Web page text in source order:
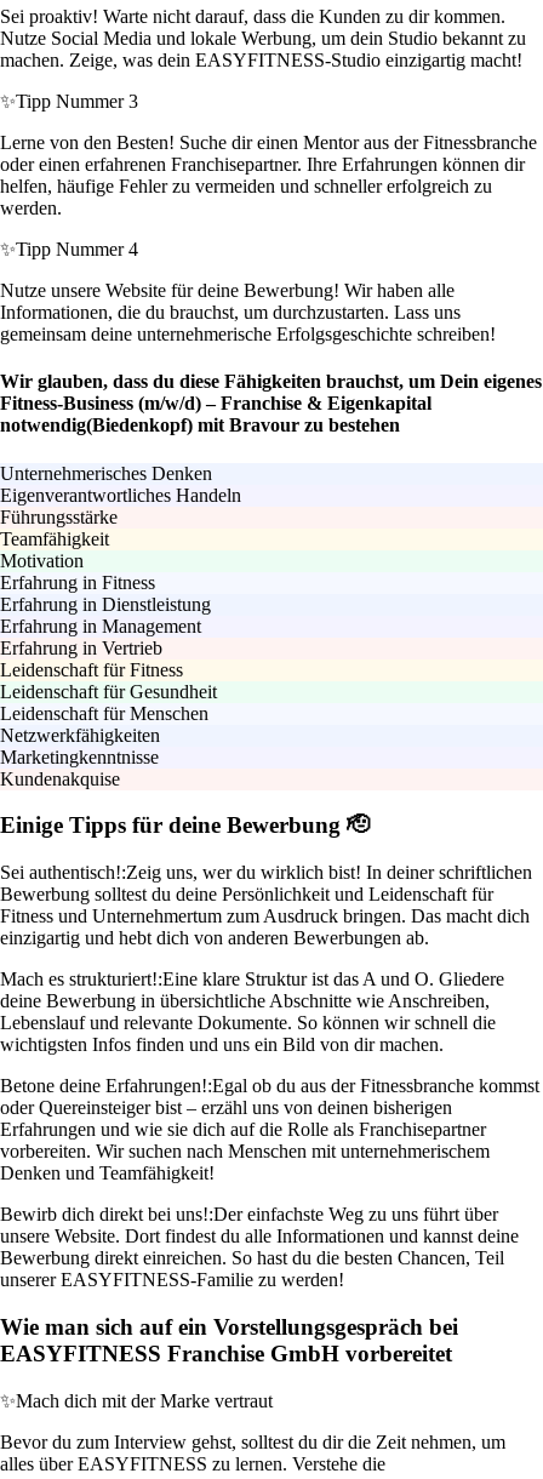
Sei proaktiv! Warte nicht darauf, dass die Kunden zu dir kommen.
Nutze Social Media und lokale Werbung, um dein Studio bekannt zu
machen. Zeige, was dein EASYFITNESS-Studio einzigartig macht!
✨Tipp Nummer 3
Lerne von den Besten! Suche dir einen Mentor aus der Fitnessbranche
oder einen erfahrenen Franchisepartner. Ihre Erfahrungen können dir
helfen, häufige Fehler zu vermeiden und schneller erfolgreich zu
werden.
✨Tipp Nummer 4
Nutze unsere Website für deine Bewerbung! Wir haben alle
Informationen, die du brauchst, um durchzustarten. Lass uns
gemeinsam deine unternehmerische Erfolgsgeschichte schreiben!
Wir glauben, dass du diese Fähigkeiten brauchst, um Dein eigenes
Fitness-Business (m/w/d) – Franchise & Eigenkapital
notwendig(Biedenkopf) mit Bravour zu bestehen
Unternehmerisches Denken
Eigenverantwortliches Handeln
Führungsstärke
Teamfähigkeit
Motivation
Erfahrung in Fitness
Erfahrung in Dienstleistung
Erfahrung in Management
Erfahrung in Vertrieb
Leidenschaft für Fitness
Leidenschaft für Gesundheit
Leidenschaft für Menschen
Netzwerkfähigkeiten
Marketingkenntnisse
Kundenakquise
Einige Tipps für deine Bewerbung 🫡
Sei authentisch!:Zeig uns, wer du wirklich bist! In deiner schriftlichen
Bewerbung solltest du deine Persönlichkeit und Leidenschaft für
Fitness und Unternehmertum zum Ausdruck bringen. Das macht dich
einzigartig und hebt dich von anderen Bewerbungen ab.
Mach es strukturiert!:Eine klare Struktur ist das A und O. Gliedere
deine Bewerbung in übersichtliche Abschnitte wie Anschreiben,
Lebenslauf und relevante Dokumente. So können wir schnell die
wichtigsten Infos finden und uns ein Bild von dir machen.
Betone deine Erfahrungen!:Egal ob du aus der Fitnessbranche kommst
oder Quereinsteiger bist – erzähl uns von deinen bisherigen
Erfahrungen und wie sie dich auf die Rolle als Franchisepartner
vorbereiten. Wir suchen nach Menschen mit unternehmerischem
Denken und Teamfähigkeit!
Bewirb dich direkt bei uns!:Der einfachste Weg zu uns führt über
unsere Website. Dort findest du alle Informationen und kannst deine
Bewerbung direkt einreichen. So hast du die besten Chancen, Teil
unserer EASYFITNESS-Familie zu werden!
Wie man sich auf ein Vorstellungsgespräch bei
EASYFITNESS Franchise GmbH vorbereitet
✨Mach dich mit der Marke vertraut
Bevor du zum Interview gehst, solltest du dir die Zeit nehmen, um
alles über EASYFITNESS zu lernen. Verstehe die